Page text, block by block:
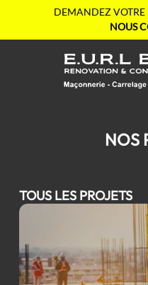
DEMANDEZ VOTRE
NOUS
NOS
TOUS LES PROJETS